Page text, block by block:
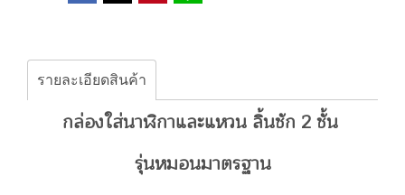
รายละเอียดสินค้า
กล่องใส่นาฬิกาและแหวน ลิ้นชัก 2 ชั้น
รุ่นหมอนมาตรฐาน